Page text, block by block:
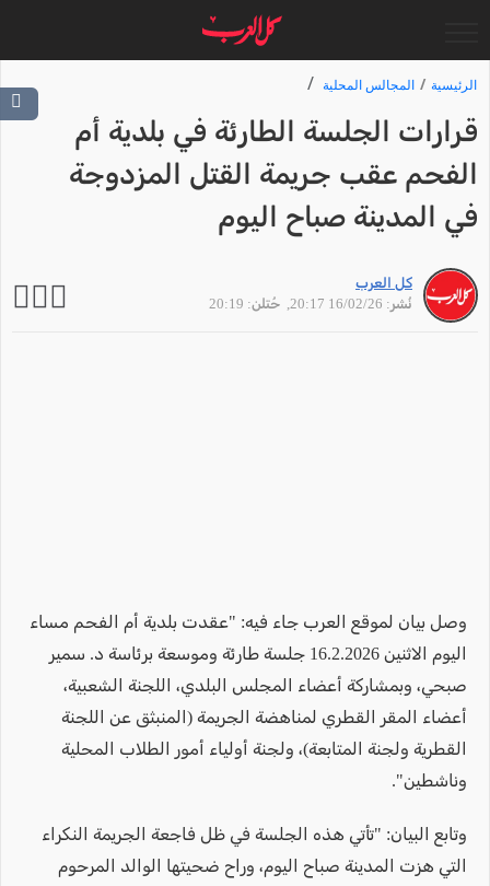
الرئيسية المجالس المحلية
قرارات الجلسة الطارئة في بلدية أم
الفحم عقب جريمة القتل المزدوجة
في المدينة صباح اليوم
كل العرب
نُشر: 16/02/26 20:17
, حُتلن: 20:19
وصل بيان لموقع العرب جاء فيه: "عقدت بلدية أم الفحم مساء
اليوم الاثنين 16.2.2026 جلسة طارئة وموسعة برئاسة د. سمير
صبحي، وبمشاركة أعضاء المجلس البلدي، اللجنة الشعبية،
أعضاء المقر القطري لمناهضة الجريمة (المنبثق عن اللجنة
القطرية ولجنة المتابعة)، ولجنة أولياء أمور الطلاب المحلية
وناشطين".
وتابع البيان: "تأتي هذه الجلسة في ظل فاجعة الجريمة النكراء
التي هزت المدينة صباح اليوم، وراح ضحيتها الوالد المرحوم